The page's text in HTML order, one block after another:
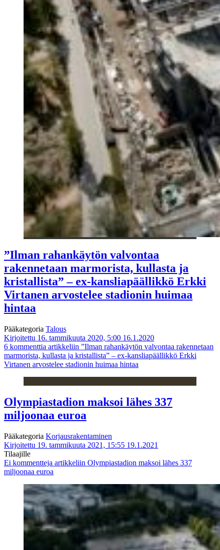
”Ilman rahankäytön valvontaa
rakennetaan marmorista, kullasta ja
kristallista” – ex-kansliapäällikkö Erkki
Virtanen arvostelee stadionin huimaa
hintaa
Pääkategoria Talous
Kirjoitettu 16. tammikuuta 2020, 5:00 16.1.2020
6 kommenttia artikkeliin ”Ilman rahankäytön valvontaa rakennetaan
marmorista, kullasta ja kristallista” – ex-kansliapäällikkö Erkki
Virtanen arvostelee stadionin huimaa hintaa
Olympiastadion maksoi lähes 337
miljoonaa euroa
Pääkategoria Korjausrakentaminen
Kirjoitettu 19. tammikuuta 2021, 15:55 19.1.2021
Tilaajille
Ei kommentteja artikkeliin Olympiastadion maksoi lähes 337
miljoonaa euroa